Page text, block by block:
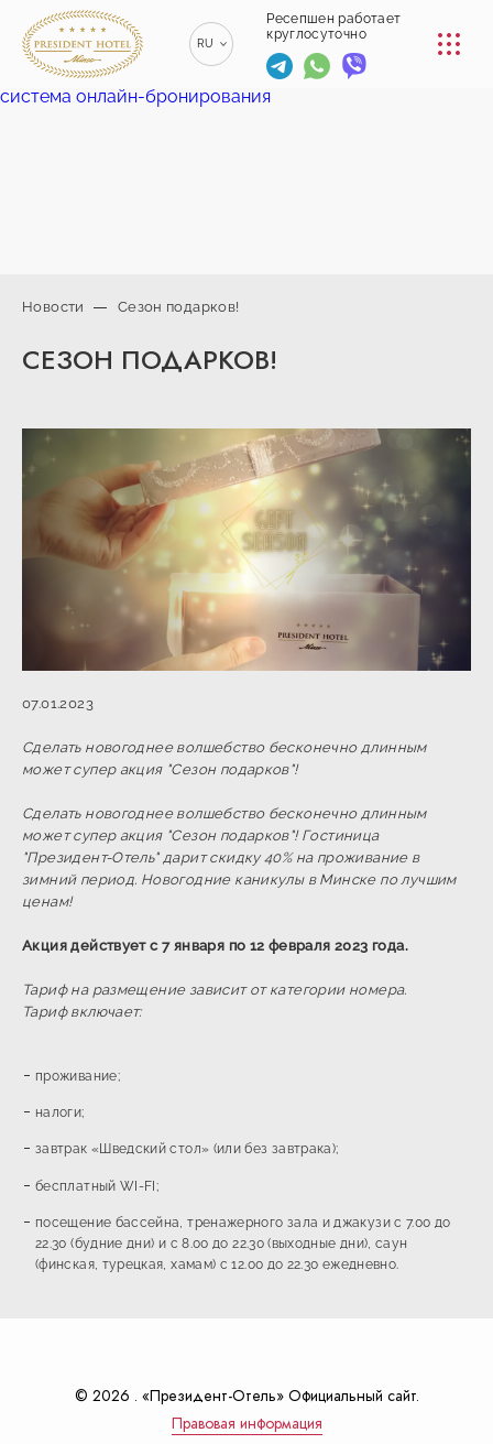
Ресепшен работает
круглосуточно
RU
ENGLISH
EN
КОНФЕРЕНЦ-ЗАЛЫ
РЕСТОРАНЫ
info@president-
+375 (29) 173-
10-74
229-70-
(44) 774-
77-01
система онлайн-бронирования
Новости Сезон подарков!
СЕЗОН ПОДАРКОВ!
07.01.2023
Сделать новогоднее волшебство бесконечно длинным
может супер акция "Сезон подарков"!
Сделать новогоднее волшебство бесконечно длинным
может супер акция "Сезон подарков"! Гостиница
"Президент-Отель" дарит скидку 40% на проживание в
зимний период. Новогодние каникулы в Минске по лучшим
ценам!
Акция действует с 7 января по 12 февраля 2023 года.
Тариф на размещение зависит от категории номера.
Тариф включает:
проживание;
налоги;
завтрак «Шведский стол» (или без завтрака);
бесплатный WI-FI;
посещение бассейна, тренажерного зала и джакузи с 7.00 до
22.30 (будние дни) и с 8.00 до 22.30 (выходные дни), саун
(финская, турецкая, хамам) с 12.00 до 22.30 ежедневно.
© 2026 . «Президент-Отель» Официальный сайт.
Правовая информация